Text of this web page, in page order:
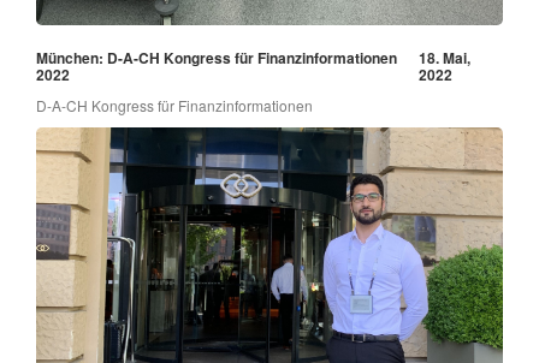
München: D-A-CH Kongress für Finanzinformationen
2022
18. Mai,
2022
D-A-CH Kongress für Finanzinformationen